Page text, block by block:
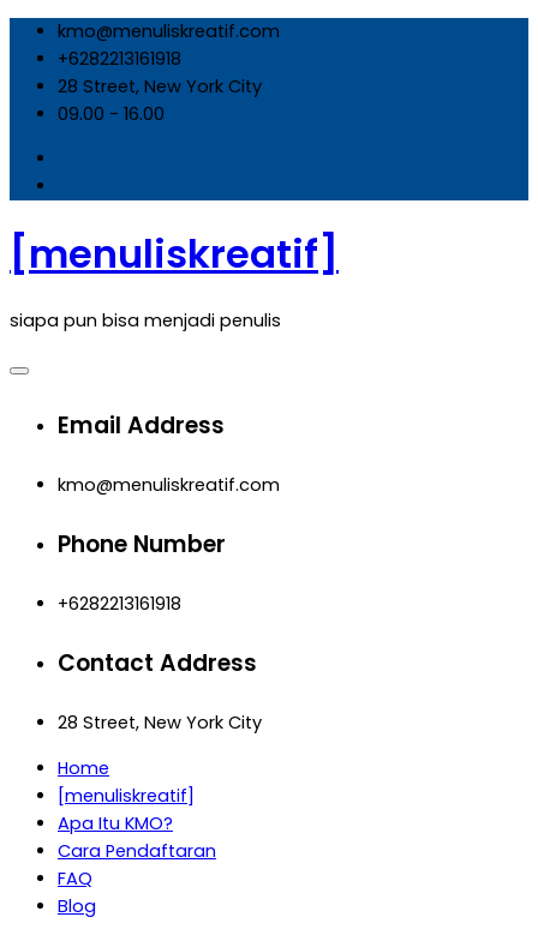
Skip
content
kmo@menuliskreatif.com
+6282213161918
28 Street, New York City
09.00 - 16.00
[menuliskreatif]
siapa pun bisa menjadi penulis
Email Address
kmo@menuliskreatif.com
Phone Number
+6282213161918
Contact Address
28 Street, New York City
Home
[menuliskreatif]
Apa Itu KMO?
Cara Pendaftaran
FAQ
Blog